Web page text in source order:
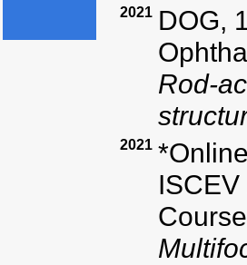
2021 DOG,
Rod-
2021
Course